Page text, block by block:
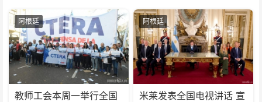
阿根廷
教师工会本周一举行全国
阿根廷
米莱发表全国电视讲话 宣